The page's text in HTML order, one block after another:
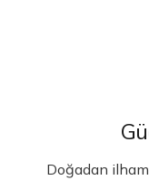
Doğadan ilham